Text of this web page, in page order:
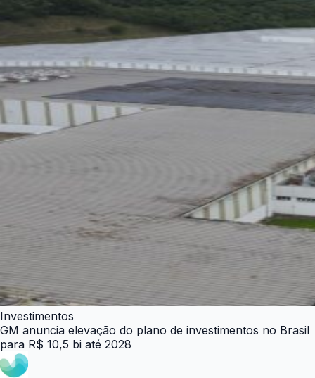
Investimentos
GM anuncia elevação do plano de investimentos no Brasil
para R$ 10,5 bi até 2028